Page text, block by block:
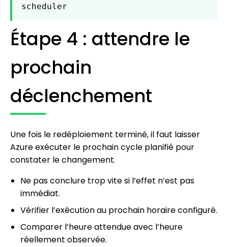
scheduler
Étape 4 : attendre le
prochain
déclenchement
Une fois le redéploiement terminé, il faut laisser
Azure exécuter le prochain cycle planifié pour
constater le changement.
Ne pas conclure trop vite si l’effet n’est pas
immédiat.
Vérifier l’exécution au prochain horaire configuré.
Comparer l’heure attendue avec l’heure
réellement observée.